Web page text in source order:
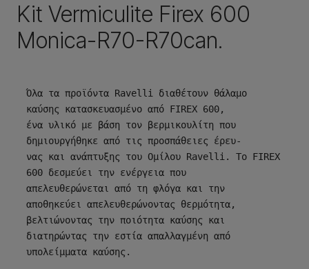
Kit Vermiculite Firex 600
Monica-R70-R70can.
Όλα τα προϊόντα Ravelli διαθέτουν θάλαμο
καύσης κατασκευασμένο από FIREX 600,
ένα υλικό με βάση τον βερμικουλίτη που
δημιουργήθηκε από τις προσπάθειες έρευ-
νας και ανάπτυξης του Ομίλου Ravelli. Το FIREX
600 δεσμεύει την ενέργεια που
απελευθερώνεται από τη φλόγα και την
αποθηκεύει απελευθερώνοντας θερμότητα,
βελτιώνοντας την ποιότητα καύσης και
διατηρώντας την εστία απαλλαγμένη από
υπολείμματα καύσης.